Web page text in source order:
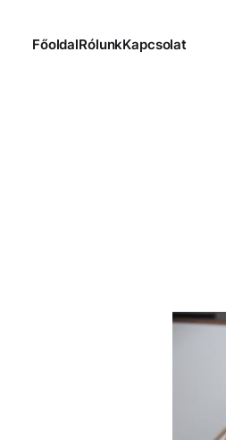
FőoldalRólunkKapcsolat